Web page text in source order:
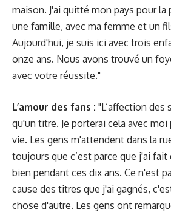
maison. J'ai quitté mon pays pour la
une famille, avec ma femme et un
Aujourd'hui, je suis ici avec trois
onze ans. Nous avons trouvé un
avec votre réussite."
L’amour des fans : "L’affection des
qu'un titre. Je porterai cela avec
vie. Les gens m'attendent dans la
toujours que c’est parce que j'ai
bien pendant ces dix ans. Ce n'est
cause des titres que j'ai gagnés,
chose d'autre. Les gens ont